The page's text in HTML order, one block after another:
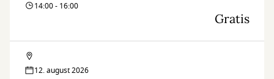
14:00 - 16:00
Gratis
Lektiecaféen
12. august 2026